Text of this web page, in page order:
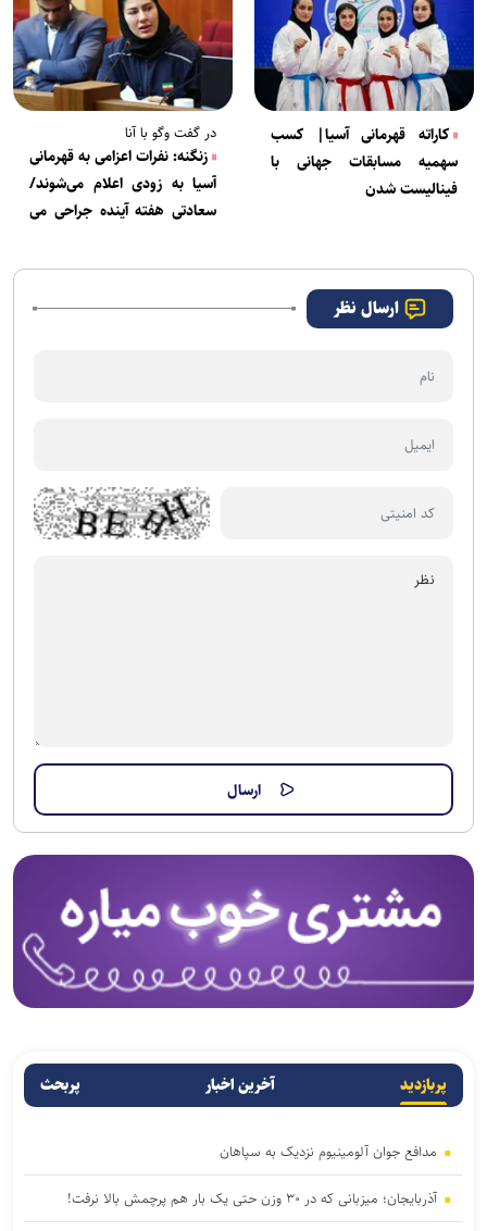
کاراته قهرمانی آسیا| کسب
سهمیه مسابقات جهانی با
فینالیست شدن
در گفت وگو با آنا
زنگنه: نفرات اعزامی به قهرمانی
آسیا به زودی اعلام می‌شوند/
سعادتی هفته آینده جراحی می
ارسال نظر
پربازدید آخرین اخبار پربحث
مدافع جوان آلومینیوم نزدیک به سپاهان
آذربایجان؛ میزبانی که در ۳۰ وزن حتی یک بار هم پرچمش بالا نرفت!